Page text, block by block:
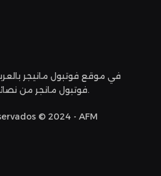
في موقع فوتبول مانيجر
فوتبول مانجر من نصائح كروية وتكتيكات عصرية.
© 2024 - AFM